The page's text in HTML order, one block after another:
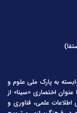
به پارک ملی علوم و
اختصاری «سینا» از
اطلاعات علمی، فناوری و